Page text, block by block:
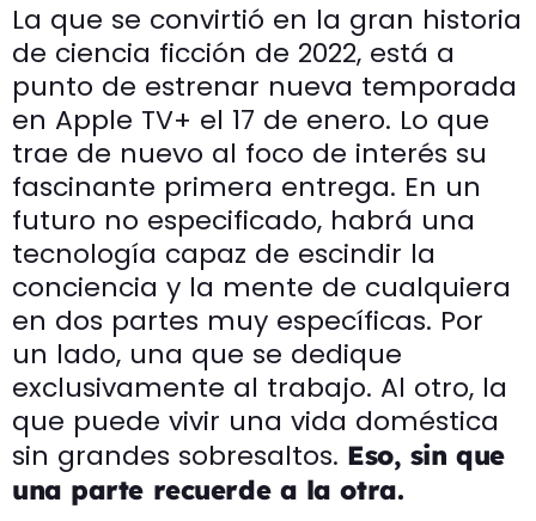
La que se convirtió en la gran historia
de ciencia ficción de 2022, está a
punto de estrenar nueva temporada
en Apple TV+ el 17 de enero. Lo que
trae de nuevo al foco de interés su
fascinante primera entrega. En un
futuro no especificado, habrá una
tecnología capaz de escindir la
conciencia y la mente de cualquiera
en dos partes muy específicas. Por
un lado, una que se dedique
exclusivamente al trabajo. Al otro, la
que puede vivir una vida doméstica
sin grandes sobresaltos. Eso, sin que
una parte recuerde a la otra.